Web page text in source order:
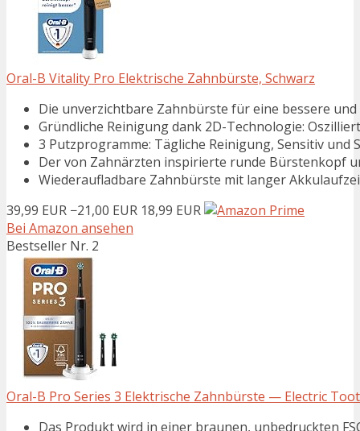
Oral-B Vitality Pro Elektrische Zahnbürste, Schwarz
Die unverzichtbare Zahnbürste für eine bessere
Gründliche Reinigung dank 2D-Technologie:
3 Putzprogramme: Tägliche Reinigung, Sensitiv
Der von Zahnärzten inspirierte runde Bürstenkopf
Wiederaufladbare Zahnbürste mit langer
39,99 EUR −21,00 EUR 18,99 EUR
Bei Amazon ansehen
Bestseller Nr. 2
Oral-B Pro Series 3 Elektrische Zahnbürste — Electric
Das Produkt wird in einer braunen, unbedruckten